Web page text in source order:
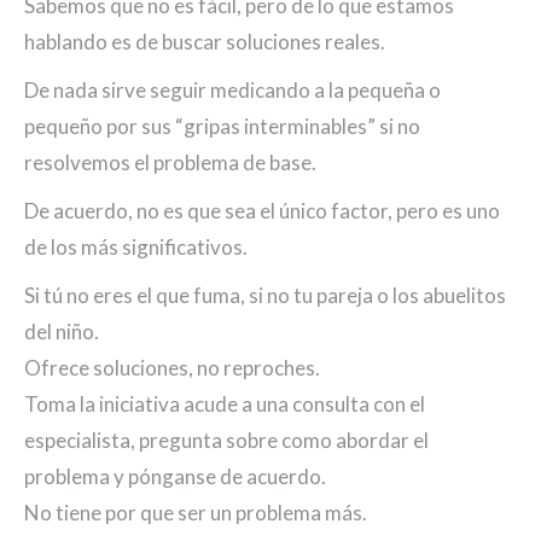
Sabemos que no es fácil, pero de lo que estamos
hablando es de buscar soluciones reales.
De nada sirve seguir medicando a la pequeña o
pequeño por sus “gripas interminables” si no
resolvemos el problema de base.
De acuerdo, no es que sea el único factor, pero es uno
de los más significativos.
Si tú no eres el que fuma, si no tu pareja o los abuelitos
del niño.
Ofrece soluciones, no reproches.
Toma la iniciativa acude a una consulta con el
especialista, pregunta sobre como abordar el
problema y pónganse de acuerdo.
No tiene por que ser un problema más.